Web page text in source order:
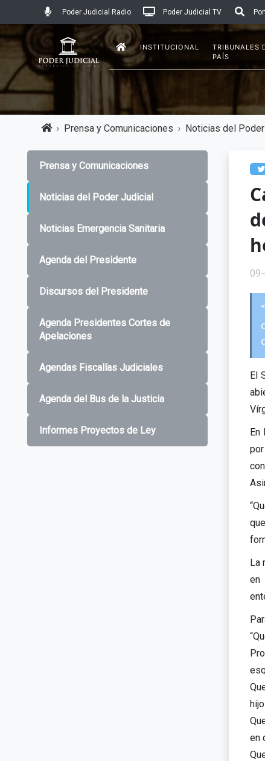
Poder Judicial Radio Poder Judicial TV
INSTITUCIONAL
TRIBUNALES
PAÍS
Prensa y Comunicaciones Noticias del
Prensa y Comunicaciones
Noticias del Poder Judicial
Noticias Emergencia Sanitaria
Agenda del Presidente
Discursos del Presidente
Agenda Presidentes Cortes de
Apelaciones
Agendas Fiscalías Judiciales
Agenda del Bus de la Justicia
Informes Proyectos de Ley
El
En
La
en
en